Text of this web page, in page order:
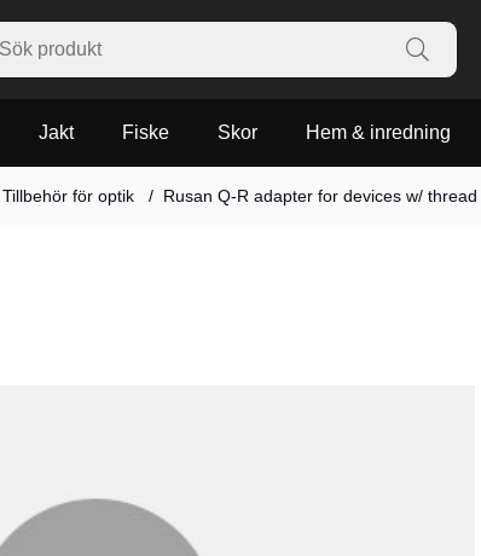
Jakt Fiske Skor Hem & inredning
Tillbehör för optik Rusan Q-R adapter for devices w/